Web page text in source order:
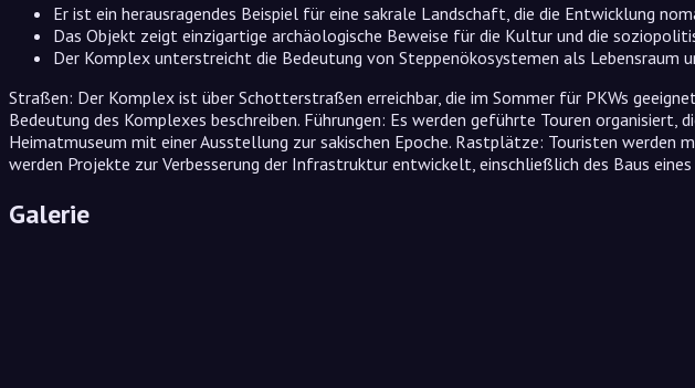
Er ist ein herausragendes Beispiel für eine sakrale Landschaft, die die Entwicklung
Das Objekt zeigt einzigartige archäologische Beweise für die Kultur und die
Der Komplex unterstreicht die Bedeutung von Steppenökosystemen als Lebensraum
Straßen: Der Komplex ist über Schotterstraßen erreichbar, die im Sommer für PKWs
Bedeutung des Komplexes beschreiben. Führungen: Es werden geführte Touren
Heimatmuseum mit einer Ausstellung zur sakischen Epoche. Rastplätze: Touristen
werden Projekte zur Verbesserung der Infrastruktur entwickelt, einschließlich des Baus
Galerie